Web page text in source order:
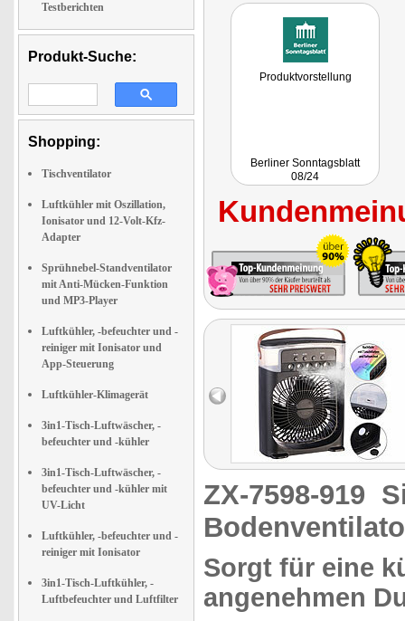
Testberichten
Produkt-Suche:
Shopping:
Tischventilator
Luftkühler mit Oszillation,
Ionisator und 12-Volt-Kfz-
Adapter
Sprühnebel-Standventilator
mit Anti-Mücken-Funktion
und MP3-Player
Luftkühler, -befeuchter und -
reiniger mit Ionisator und
App-Steuerung
Luftkühler-Klimagerät
3in1-Tisch-Luftwäscher, -
befeuchter und -kühler
3in1-Tisch-Luftwäscher, -
befeuchter und -kühler mit
UV-Licht
Luftkühler, -befeuchter und -
reiniger mit Ionisator
3in1-Tisch-Luftkühler, -
Luftbefeuchter und Luftfilter
Produktvorstellung
Berliner Sonntagsblatt
08/24
ZX-7598-919
Sorgt für eine
angenehmen